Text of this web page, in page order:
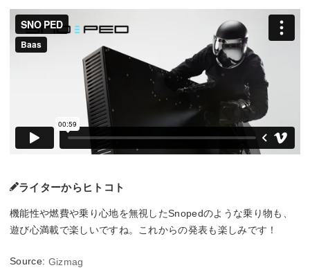
ライターからヒトコト
機能性や燃費や乗り心地を無視したSnopedのような乗り物も、
遊び心満載で楽しいですね。これからの発表も楽しみです！
Source: Gizmag